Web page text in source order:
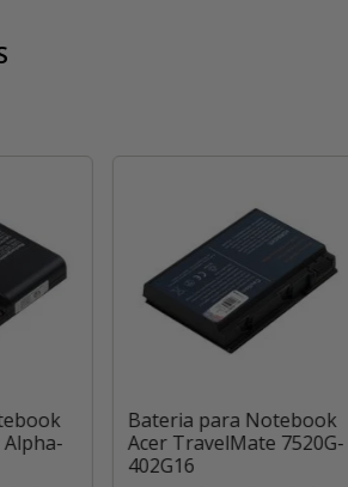
Bateria para Notebook
Acer TravelMate 7520G-
402G16